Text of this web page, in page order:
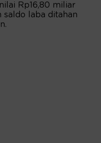
Rp16,80 miliar
saldo laba ditahan